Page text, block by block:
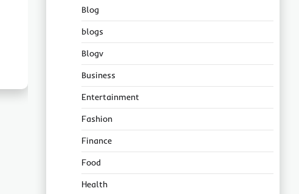
Blog
blogs
Blogv
Business
Entertainment
Fashion
Finance
Food
Health